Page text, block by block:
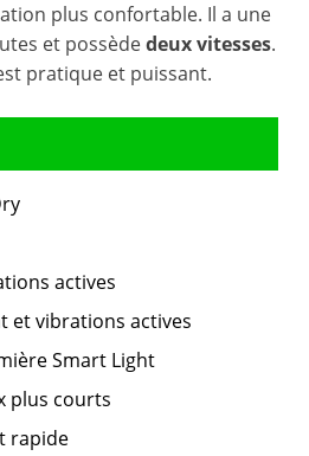
plus confortable. Il a une
et possèdedeux vitesses.
pratique et puissant.
actives
et vibrations actives
Smart Light
plus courts
rapide